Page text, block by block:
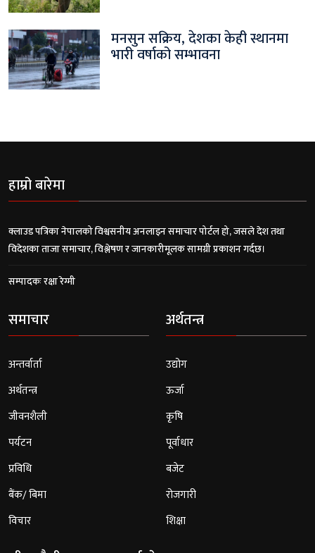
मनसुन सक्रिय, देशका केही स्थानमा
भारी वर्षाको सम्भावना
हाम्रो बारेमा
क्लाउड पत्रिका नेपालको विश्वसनीय अनलाइन समाचार पोर्टल हो, जसले देश तथा
विदेशका ताजा समाचार, विश्लेषण र जानकारीमूलक सामग्री प्रकाशन गर्दछ।
सम्पादकः रक्षा रेग्मी
समाचार
अन्तर्वार्ता
अर्थतन्त्र
जीवनशैली
पर्यटन
प्रविधि
बैंक/ बिमा
विचार
अर्थतन्त्र
उद्योग
ऊर्जा
कृषि
पूर्वाधार
बजेट
रोजगारी
शिक्षा